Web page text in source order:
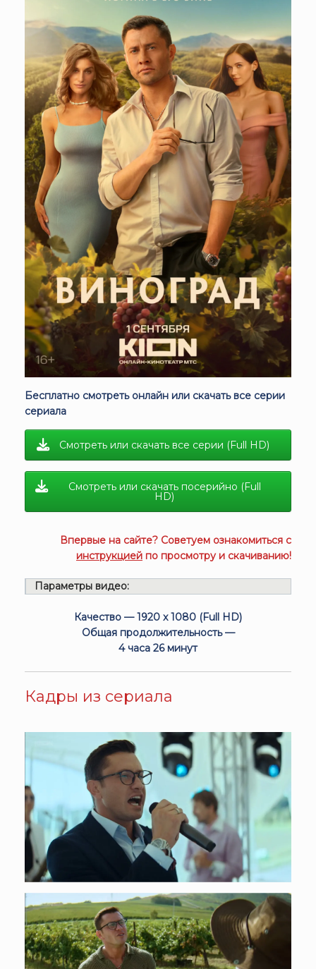
Бесплатно смотреть онлайн или скачать все серии
сериала
Смотреть или скачать все серии (Full HD)
Смотреть или скачать посерийно (Full
HD)
Впервые на сайте? Советуем ознакомиться с
инструкцией по просмотру и скачиванию!
Параметры видео:
Качество — 1920 x 1080 (Full HD)
Общая продолжительность —
4 часа 26 минут
Кадры из сериала